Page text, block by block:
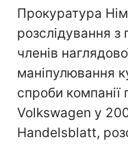
Прокуратура
розслідування з
членів
маніпулювання
спроби компанії
Volkswagen у
Handelsblatt,